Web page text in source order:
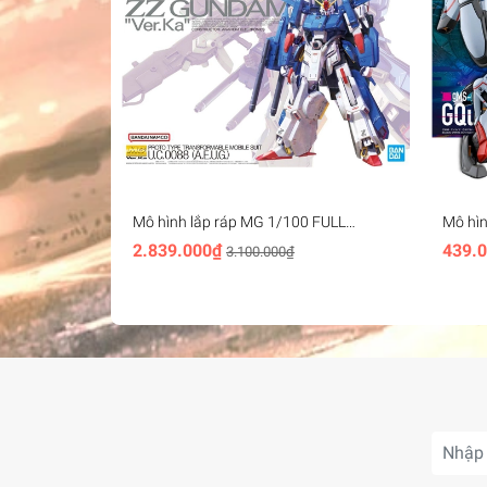
Mô hình lắp ráp MG 1/100 FULL
ARMOR ZZ GUNDAM Ver.Ka Bandai
2.839.000₫ 3.100.000₫
Mô
-